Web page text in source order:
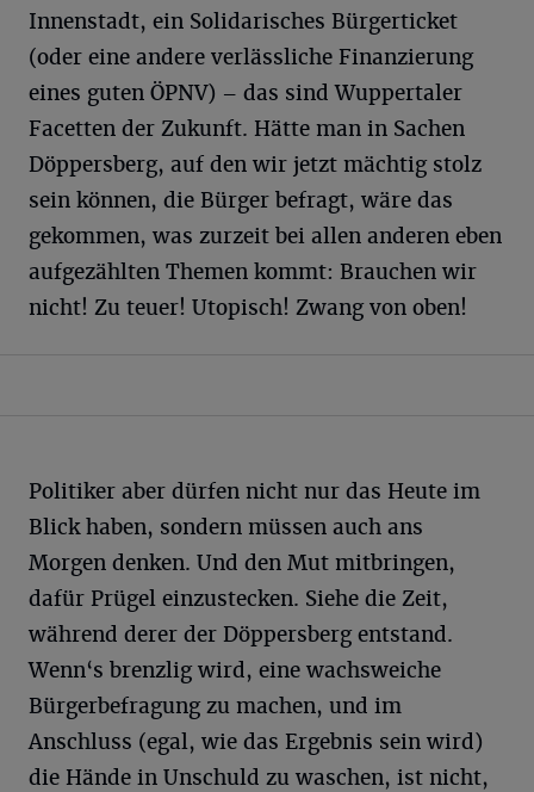
Innenstadt, ein Solidarisches Bürgerticket
(oder eine andere verlässliche Finanzierung
eines guten ÖPNV) – das sind Wuppertaler
Facetten der Zukunft. Hätte man in Sachen
Döppersberg, auf den wir jetzt mächtig stolz
sein können, die Bürger befragt, wäre das
gekommen, was zurzeit bei allen anderen eben
aufgezählten Themen kommt: Brauchen wir
nicht! Zu teuer! Utopisch! Zwang von oben!
Politiker aber dürfen nicht nur das Heute im
Blick haben, sondern müssen auch ans
Morgen denken. Und den Mut mitbringen,
dafür Prügel einzustecken. Siehe die Zeit,
während derer der Döppersberg entstand.
Wenn‘s brenzlig wird, eine wachsweiche
Bürgerbefragung zu machen, und im
Anschluss (egal, wie das Ergebnis sein wird)
die Hände in Unschuld zu waschen, ist nicht,